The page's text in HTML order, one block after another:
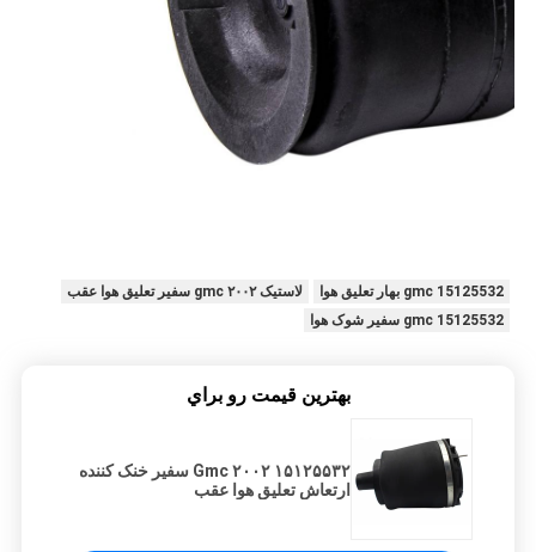
15125532 gmc بهار تعلیق هوا
لاستیک ۲۰۰۲ gmc سفیر تعلیق هوا عقب
15125532 gmc سفیر شوک هوا
بهترين قيمت رو براي
۱۵۱۲۵۵۳۲ ۲۰۰۲ Gmc سفیر خنک کننده
ارتعاش تعلیق هوا عقب